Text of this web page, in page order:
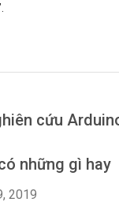
cứu
những gì hay
2019